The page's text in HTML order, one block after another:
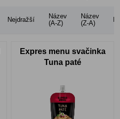
Nejdražší
Název
(A-Z)
Název
(Z-A)
Expres menu svačinka
Tuna paté